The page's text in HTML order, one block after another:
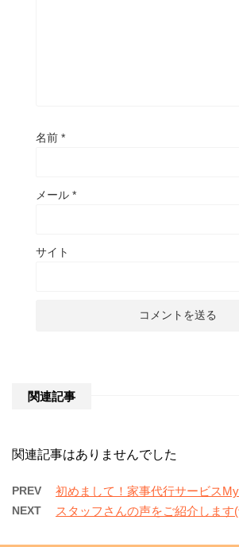
名前 *
メール *
サイト
関連記事
関連記事はありませんでした
PREV 初めまして！家事代行サービスMy
NEXT スタッフさんの声をご紹介します